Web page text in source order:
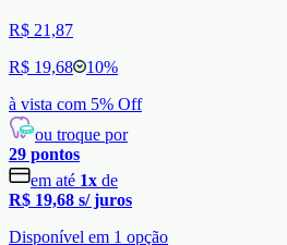
R$ 21,87
R$ 19,68
10%
à vista com 5% Off
ou troque por
29 pontos
em até 1x de
R$ 19,68 s/ juros
Disponível em 1 opção